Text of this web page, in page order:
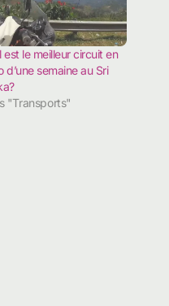
est le meilleur circuit en
d’une semaine au Sri
"Transports"